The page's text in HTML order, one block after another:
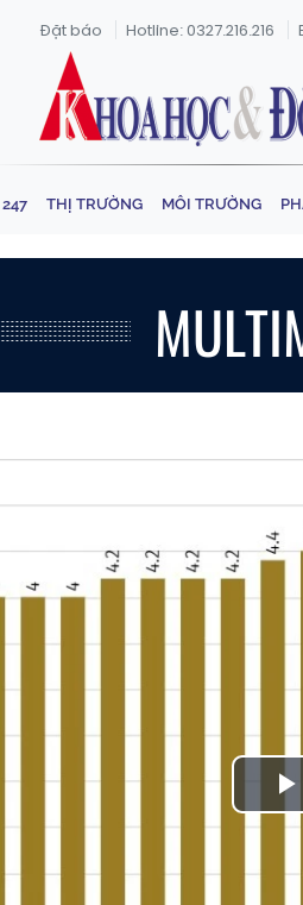
Đặt báo Hotline: 0327.216.216
THỊ TRƯỜNG MÔI TRƯỜNG